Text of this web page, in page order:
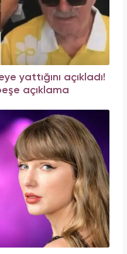
yattığını açıkladı!
açıklama